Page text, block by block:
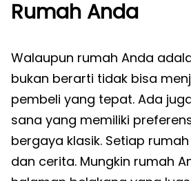
Rumah Anda
Walaupun rumah Anda
bukan berarti tidak bisa
pembeli yang tepat. Ada
sana yang memiliki
bergaya klasik. Setiap
dan cerita. Mungkin rumah